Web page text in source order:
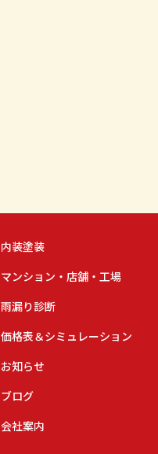
内装塗装
マンション・店舗・工場
雨漏り診断
価格表＆シミュレーション
お知らせ
ブログ
会社案内